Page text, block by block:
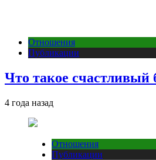
Отношения
Публикации
Что такое счастливый
4 года назад
Отношения
Публикации